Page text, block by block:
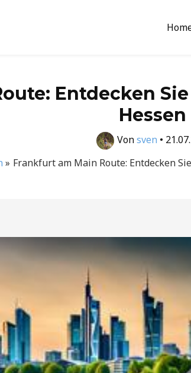
Entdecken
Hessen
Vonsven •
Frankfurt am Main Route: Entdecken